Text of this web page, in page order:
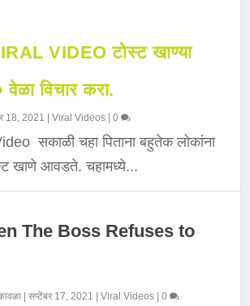
VIDEO टोस्ट खाण्या
विचार करा.
18, 2021 |Viral Videos |0
सकाळी चहा पिताना बहुतेक लोकांना
खाणे आवडते. चहामध्ये...
The Boss Refuses to
|सप्टेंबर 17, 2021 |Viral Videos |0